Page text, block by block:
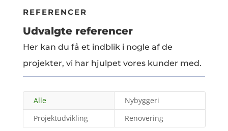
REFERENCER
Udvalgte referencer
Her kan du få et indblik i nogle af de
projekter, vi har hjulpet vores kunder med.
Alle
Nybyggeri
Projektudvikling
Renovering